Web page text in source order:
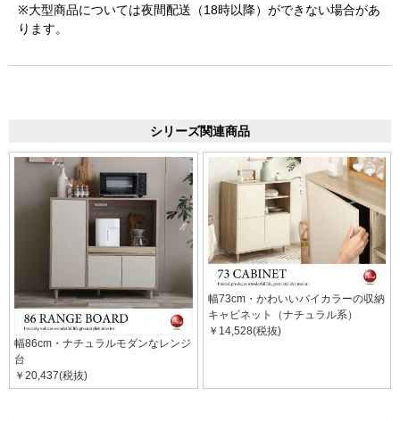
※大型商品については夜間配送（18時以降）ができない場合があ
ります。
シリーズ関連商品
幅86cm・ナチュラルモダンなレンジ
台
￥20,437(税抜)
幅73cm・かわいいバイカラーの収納
キャビネット（ナチュラル系）
￥14,528(税抜)